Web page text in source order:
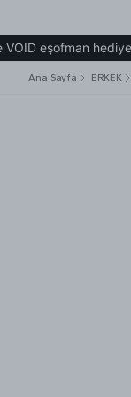
hediye!
Ana Sayfa ERKEK